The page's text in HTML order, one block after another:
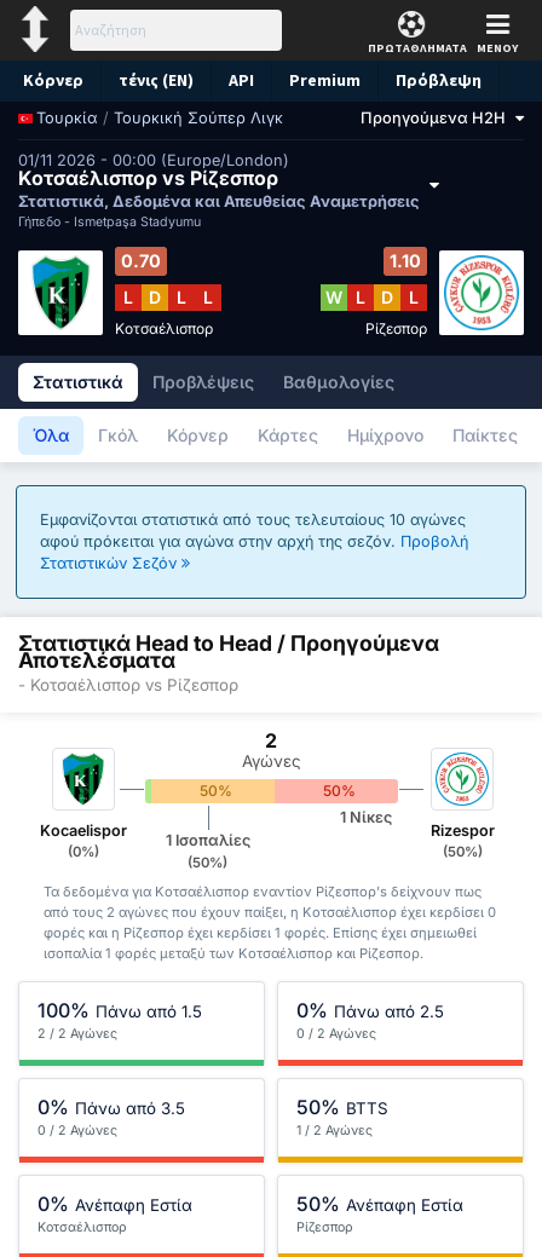
ΠΡΩΤΑΘΛΗΜΑΤΑ ΜΕΝΟΥ
Κόρνερ τένις (EN) API Premium Πρόβλεψη
Τουρκία / Τουρκική Σούπερ Λιγκ Προηγούμενα H2H
01/11 2026 - 00:00 (Europe/London)
Κοτσαέλισπορ vs Ρίζεσπορ
Στατιστικά, Δεδομένα και Απευθείας Αναμετρήσεις
Γήπεδο - İsmetpaşa Stadyumu
0.70
L
D L L
Κοτσαέλισπορ
1.10
W
L D L
Ρίζεσπορ
Στατιστικά Προβλέψεις Βαθμολογίες
Όλα Γκόλ Κόρνερ Κάρτες Ημίχρονο Παίκτες
Εμφανίζονται στατιστικά από τους τελευταίους 10 αγώνες
αφού πρόκειται για αγώνα στην αρχή της σεζόν. Προβολή
Στατιστικών Σεζόν
Στατιστικά Head to Head / Προηγούμενα
Αποτελέσματα
- Κοτσαέλισπορ vs Ρίζεσπορ
Kocaelispor
(0%)
2
Αγώνες
50% 50%
1 Ισοπαλίες
(50%)
1 Νίκες
Rizespor
(50%)
Τα δεδομένα για Κοτσαέλισπορ εναντίον Ρίζεσπορ's δείχνουν πως
από τους 2 αγώνες που έχουν παίξει, η Κοτσαέλισπορ έχει κερδίσει 0
φορές και η Ρίζεσπορ έχει κερδίσει 1 φορές. Επίσης έχει σημειωθεί
ισοπαλία 1 φορές μεταξύ των Κοτσαέλισπορ και Ρίζεσπορ.
100% Πάνω από 1.5
2 / 2 Αγώνες
0% Πάνω από 2.5
0 / 2 Αγώνες
0% Πάνω από 3.5
0 / 2 Αγώνες
50% BTTS
1 / 2 Αγώνες
0% Ανέπαφη Εστία
Κοτσαέλισπορ
50% Ανέπαφη Εστία
Ρίζεσπορ